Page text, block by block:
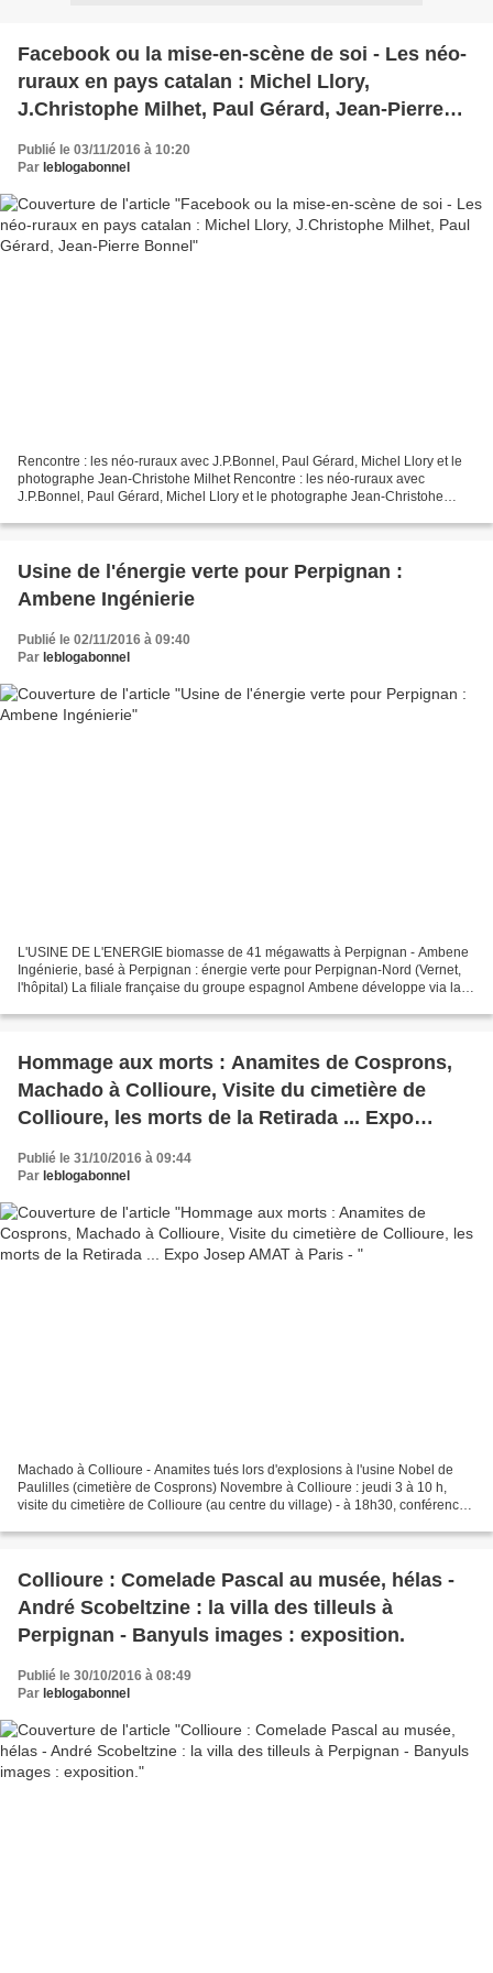
Facebook ou la mise-en-scène de soi - Les néo-
ruraux en pays catalan : Michel Llory,
J.Christophe Milhet, Paul Gérard, Jean-Pierre
Publié le 03/11/2016 à 10:20
Par leblogabonnel
Rencontre : les néo-ruraux avec J.P.Bonnel, Paul Gérard, Michel Llory et le
photographe Jean-Christohe Milhet Rencontre : les néo-ruraux avec
J.P.Bonnel, Paul Gérard, Michel Llory et le photographe Jean-Christohe
Usine de l'énergie verte pour Perpignan :
Ambene Ingénierie
Publié le 02/11/2016 à 09:40
Par leblogabonnel
L'USINE DE L'ENERGIE biomasse de 41 mégawatts à Perpignan - Ambene
Ingénierie, basé à Perpignan : énergie verte pour Perpignan-Nord (Vernet,
l'hôpital) La filiale française du groupe espagnol Ambene développe via la
Hommage aux morts : Anamites de Cosprons,
Machado à Collioure, Visite du cimetière de
Collioure, les morts de la Retirada ... Expo
Publié le 31/10/2016 à 09:44
Par leblogabonnel
Machado à Collioure - Anamites tués lors d'explosions à l'usine Nobel de
Paulilles (cimetière de Cosprons) Novembre à Collioure : jeudi 3 à 10 h,
visite du cimetière de Collioure (au centre du village) - à 18h30, conférence
Collioure : Comelade Pascal au musée, hélas -
André Scobeltzine : la villa des tilleuls à
Perpignan - Banyuls images : exposition.
Publié le 30/10/2016 à 08:49
Par leblogabonnel